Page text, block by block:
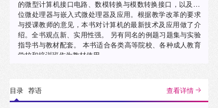
的微型计算机接口电路、数模转换与模数转换接口，以及64
位微处理器与嵌入式微处理器及应用。根据教学改革的要求
与授课教师的意见，本书对计算机的最新技术及应用做了介
绍。全书观点新、实用性强。 另有同名的例题习题集与实验
指导书与教材配套。 本书适合各类高等院校、各种成人教育
学校和培训班作为教材使用。
目录 荐语 查看详情